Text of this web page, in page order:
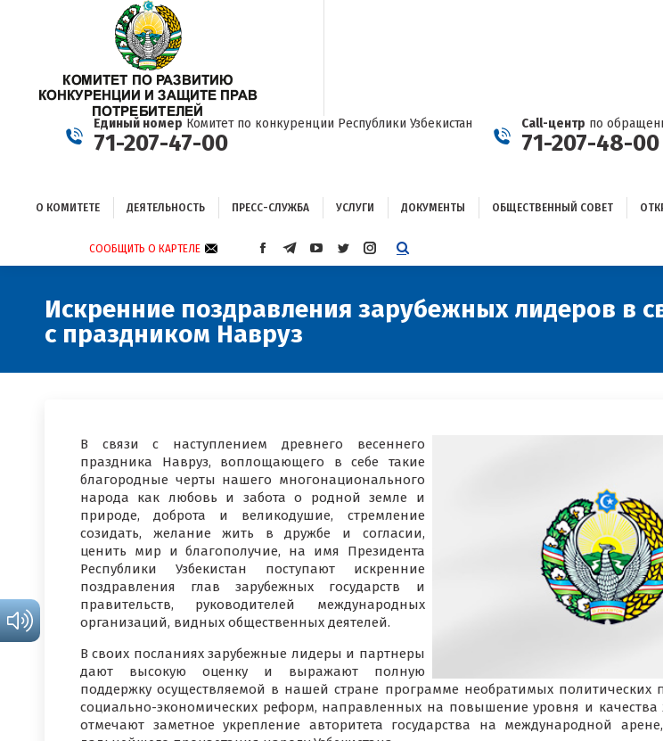
Единый номер Комитет по конкуренции Республики Узбекистан
71-207-47-00
Call-центр по
71-207-48-00
О КОМИТЕТЕ ДЕЯТЕЛЬНОСТЬ ПРЕСС-СЛУЖБА УСЛУГИ ДОКУМЕНТЫ ОБЩЕСТВЕННЫЙ СОВЕТ
СООБЩИТЬ О КАРТЕЛЕ
СТРАНИЦА
В
НОВОМ
ОКНЕ
СТРАНИЦА
В
НОВОМ
ОКНЕ
СТРАНИЦА
В
СТРАНИЦА
В
СТРАНИЦА
В
НОВОМ
Искренние поздравления зарубежных лидеров в
с праздником Навруз
В связи с наступлением древнего весеннего
праздника Навруз, воплощающего в себе такие
благородные черты нашего многонационального
народа как любовь и забота о родной земле и
природе, доброта и великодушие, стремление
созидать, желание жить в дружбе и согласии,
ценить мир и благополучие, на имя Президента
Республики Узбекистан поступают искренние
поздравления глав зарубежных государств и
правительств, руководителей международных
организаций, видных общественных деятелей.
В своих посланиях зарубежные лидеры и партнеры
дают высокую оценку и выражают полную
поддержку осуществляемой в нашей стране программе необратимых политических
социально-экономических реформ, направленных на повышение уровня и качества
отмечают заметное укрепление авторитета государства на международной
О КОМИТЕТЕ ДЕЯТЕЛЬНОСТЬ